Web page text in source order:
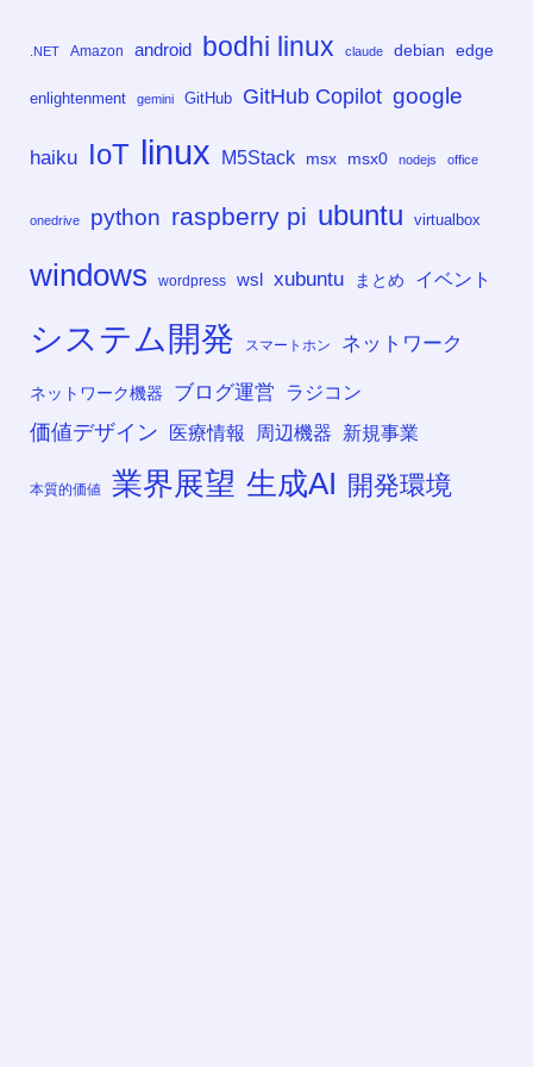
.NET Amazon android bodhi linux claude debian edge
enlightenment gemini GitHub GitHub Copilot google
haiku IoT linux M5Stack msx msx0 nodejs office
onedrive python raspberry pi ubuntu virtualbox
windows wordpress wsl xubuntu まとめ イベント
システム開発 スマートホン ネットワーク
ネットワーク機器 ブログ運営 ラジコン
価値デザイン 医療情報 周辺機器 新規事業
本質的価値 業界展望 生成AI 開発環境